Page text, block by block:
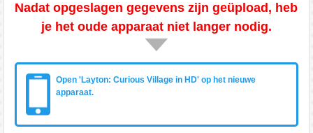
Nadat opgeslagen gegevens zijn geüpload, heb
je het oude apparaat niet langer nodig.
Open 'Layton: Curious Village in HD' op het nieuwe
apparaat.